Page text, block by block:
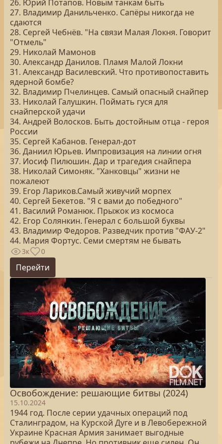
26. Юрий Потапов. Новым танкам быть
27. Владимир Данильченко. Сапёры никогда не
сдаются
28. Сергей Чебнёв. "На связи Малая Локня. Говорит
"Отмель"
29. Николай Мамонов
30. Александр Данилов. Пламя Малой Локни
31. Александр Василевский. Что противопоставить
ядерной бомбе?
32. Владимир Пчелинцев. Самый опасный снайпер
33. Николай Галушкин. Поймать гуся для
снайперской удачи
34. Андрей Волосков. Быть достойным отца - героя
России
35. Сергей Кабанов. Генерал-дот
36. Даниил Юрьев. Импровизация на линии огня
37. Иосиф Пилюшин. Дар и трагедия снайпера
38. Николай Симоняк. "Ханковцы" жизни не
пожалеют
39. Егор Лариков.Самый живучий морпех
40. Сергей Бекетов. "Я с вами до победного"
41. Василий Романюк. Прыжок из космоса
42. Егор Солянкин. Генерал с большой буквы
43. Владимир Федоров. Разведчик против "ФАУ-2"
44. Мария Фортус. Семи смертям не бывать
3к 0
Перейти
Освобождение: решающие битвы (2024)
15.10.2024
1944 год. После серии удачных операций под
Сталинградом, на Курской Дуге и в Левобережной
Украине Красная Армия занимает выгодные